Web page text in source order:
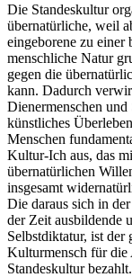
Die Standeskultur
übernatürliche, weil
eingeborene zu einer
menschliche Natur
gegen die
kann. Dadurch
Dienermenschen und
künstliches
Menschen
Kultur-Ich aus, das
übernatürlichen
insgesamt
Die daraus sich in
der Zeit ausbildende
Selbstdiktatur, ist der
Kulturmensch für die
Standeskultur bezahlt.